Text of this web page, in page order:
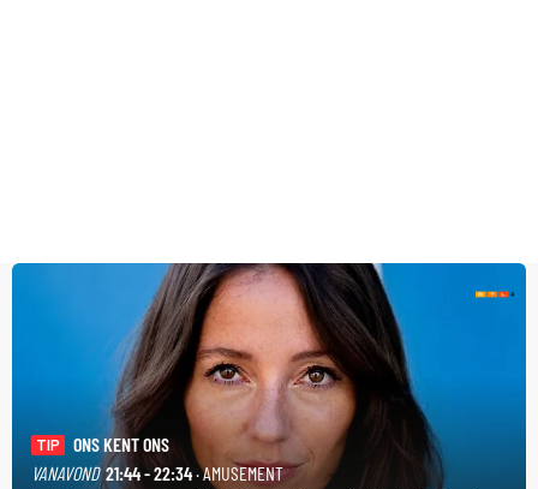
TIP
ONS KENT ONS
VANAVOND 21:44 - 22:34· AMUSEMENT